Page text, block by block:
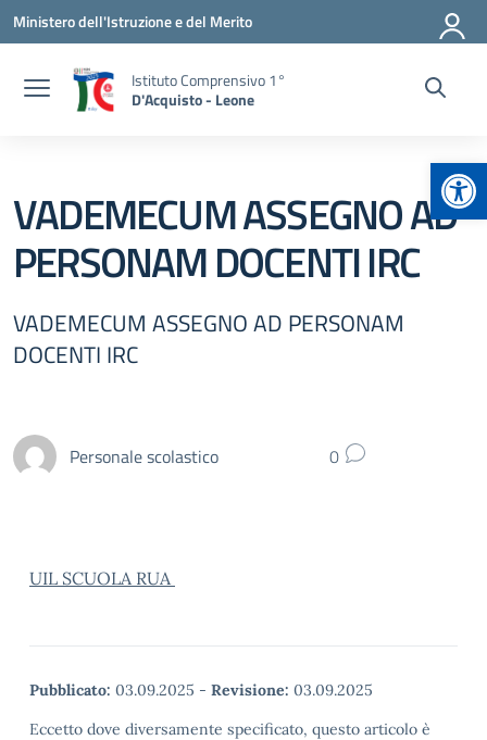
Vai ai contenuti
Vai al menu di navigazione
Vai al footer
Ministero dell'Istruzione e del Merito
Istituto Comprensivo 1°
D'Acquisto - Leone
VADEMECUM ASSEGNO AD
PERSONAM DOCENTI IRC
VADEMECUM ASSEGNO AD PERSONAM
DOCENTI IRC
Personale scolastico 0
UIL SCUOLA RUA
Pubblicato: 03.09.2025 - Revisione: 03.09.2025
Eccetto dove diversamente specificato, questo articolo è